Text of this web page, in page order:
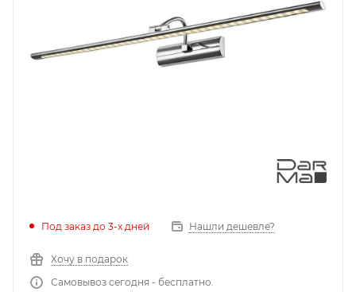
Под заказ до 3-х дней Нашли дешевле?
Хочу в подарок
Самовывоз сегодня - бесплатно.